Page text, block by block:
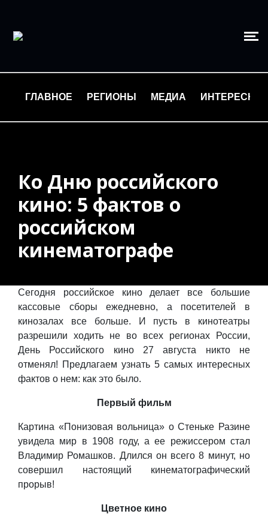
ГЛАВНОЕ РЕГИОНЫ МЕДИА ИНТЕРЕСНОЕ
Ко Дню российского
кино: 5 фактов о
российском
кинематографе
Сегодня российское кино делает все большие
кассовые сборы ежедневно, а посетителей в
кинозалах все больше. И пусть в кинотеатры
разрешили ходить не во всех регионах России,
День Российского кино 27 августа никто не
отменял! Предлагаем узнать 5 самых интересных
фактов о нем: как это было.
Первый фильм
Картина «Понизовая вольница» о Стеньке Разине
увидела мир в 1908 году, а ее режиссером стал
Владимир Ромашков. Длился он всего 8 минут, но
совершил настоящий кинематографический
прорыв!
Цветное кино